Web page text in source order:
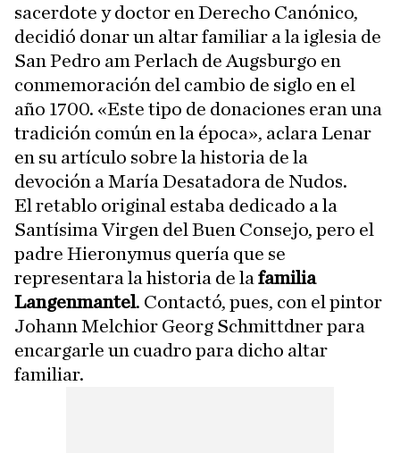
sacerdote y doctor en Derecho Canónico,
decidió donar un altar familiar a la iglesia de
San Pedro am Perlach de Augsburgo en
conmemoración del cambio de siglo en el
año 1700. «Este tipo de donaciones eran una
tradición común en la época», aclara Lenar
en su artículo sobre la historia de la
devoción a María Desatadora de Nudos.
El retablo original estaba dedicado a la
Santísima Virgen del Buen Consejo, pero el
padre Hieronymus quería que se
representara la historia de la familia
Langenmantel. Contactó, pues, con el pintor
Johann Melchior Georg Schmittdner para
encargarle un cuadro para dicho altar
familiar.